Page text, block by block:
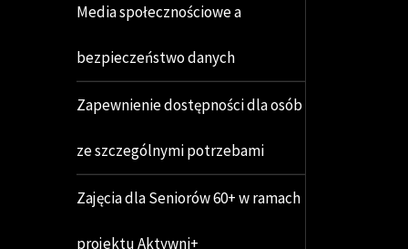
Media społecznościowe a
bezpieczeństwo danych
Zapewnienie dostępności dla osób
ze szczególnymi potrzebami
Zajęcia dla Seniorów 60+ w ramach
projektu Aktywni+